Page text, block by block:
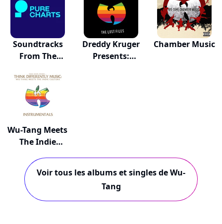
Soundtracks
From The
Dreddy Kruger
Presents:
Chamber Music
Wu-Tang Meets
The Indie
Voir tous les albums et singles de Wu-
Tang